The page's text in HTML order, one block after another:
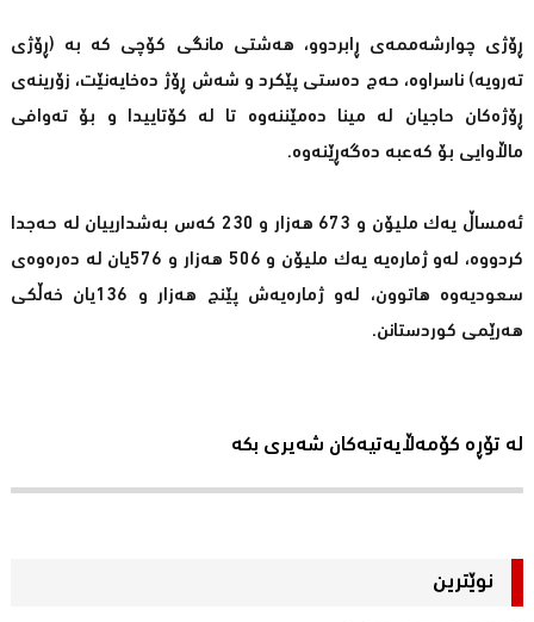
ڕۆژی چوارشه‌ممه‌ی‌ ڕابردوو، هه‌شتی مانگی كۆچی كه‌ به‌ (ڕۆژی
ته‌رویه‌) ناسراوه‌، حه‌ج ده‌ستی پێكرد و شه‌ش ڕۆژ ده‌خایه‌نێت، زۆرینه‌ی
ڕۆژه‌كان حاجیان له‌ مینا ده‌مێننه‌وه‌ تا له‌ كۆتاییدا و بۆ ته‌وافی
ماڵاوایی بۆ كه‌عبه‌ ده‌گه‌ڕێنه‌وه‌.
ئه‌مساڵ یه‌ك ملیۆن و 673 هه‌زار و 230 كه‌س به‌شدارییان له‌ حه‌جدا
كردووه‌، له‌و ژماره‌یه‌ یه‌ك ملیۆن و 506 هه‌زار و 576یان له‌ ده‌ره‌وه‌ی
سعودیه‌وه‌ هاتوون، له‌و ژماره‌یه‌ش پێنج هه‌زار و 136یان خه‌ڵكی
هه‌رێمی كوردستانن.
لە تۆڕە کۆمەڵایەتیەکان شەیری بکە
نوێترین